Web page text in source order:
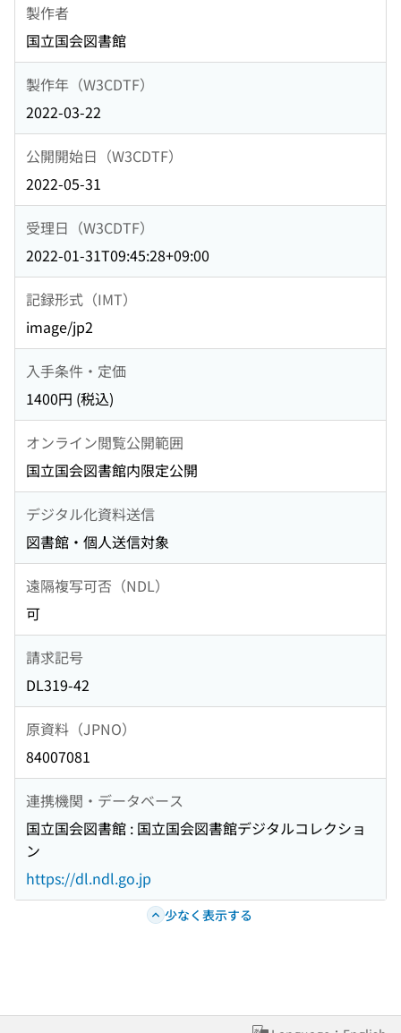
製作者
国立国会図書館
製作年（W3CDTF）
2022-03-22
公開開始日（W3CDTF）
2022-05-31
受理日（W3CDTF）
2022-01-31T09:45:28+09:00
記録形式（IMT）
image/jp2
入手条件・定価
1400円 (税込)
オンライン閲覧公開範囲
国立国会図書館内限定公開
デジタル化資料送信
図書館・個人送信対象
遠隔複写可否（NDL）
可
請求記号
DL319-42
原資料（JPNO）
84007081
連携機関・データベース
国立国会図書館 : 国立国会図書館デジタルコレクショ
ン
https://dl.ndl.go.jp
少なく表示する